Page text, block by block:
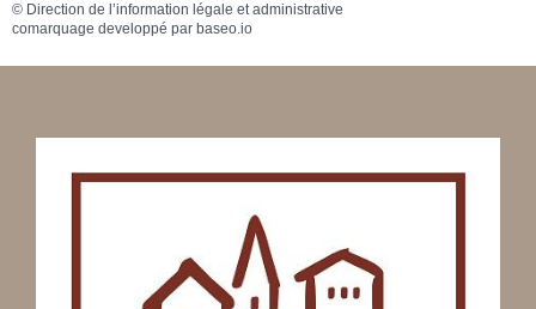
© Direction de l’information légale et administrative
comarquage developpé par baseo.io